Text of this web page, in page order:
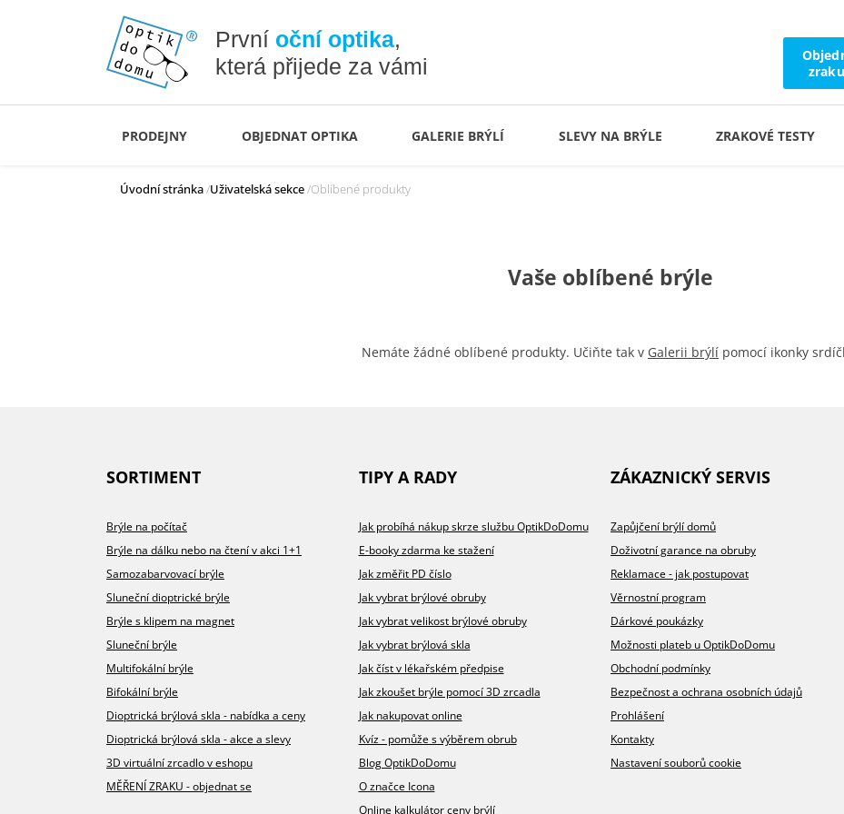
První oční optika,
která přijede za vámi
PRODEJNY OBJEDNAT OPTIKA GALERIE BRÝLÍ SLEVY NA BRÝLE ZRAKOVÉ TESTY
Úvodní stránka Uživatelská sekce Oblíbené produkty
Vaše oblíbené brýle
Nemáte žádné oblíbené produkty. Učiňte tak v Galerii brýlí pomocí ikonky
SORTIMENT
Brýle na počítač
Brýle na dálku nebo na čtení v akci 1+1
Samozabarvovací brýle
Sluneční dioptrické brýle
Brýle s klipem na magnet
Sluneční brýle
Multifokální brýle
Bifokální brýle
Dioptrická brýlová skla - nabídka a ceny
Dioptrická brýlová skla - akce a slevy
3D virtuální zrcadlo v eshopu
MĚŘENÍ ZRAKU - objednat se
TIPY A RADY
Jak probíhá nákup skrze službu OptikDoDomu
E-booky zdarma ke stažení
Jak změřit PD číslo
Jak vybrat brýlové obruby
Jak vybrat velikost brýlové obruby
Jak vybrat brýlová skla
Jak číst v lékařském předpise
Jak zkoušet brýle pomocí 3D zrcadla
Jak nakupovat online
Kvíz - pomůže s výběrem obrub
Blog OptikDoDomu
O značce Icona
Online kalkulátor ceny brýlí
ZÁKAZNICKÝ SERVIS
Zapůjčení brýlí domů
Doživotní garance na obruby
Reklamace - jak postupovat
Věrnostní program
Dárkové poukázky
Možnosti plateb u OptikDoDomu
Obchodní podmínky
Bezpečnost a ochrana osobních údajů
Prohlášení
Kontakty
Nastavení souborů cookie